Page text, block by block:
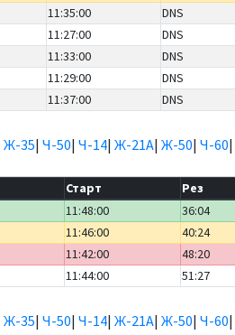
11:35:00
DNS
11:27:00
DNS
11:33:00
DNS
11:29:00
DNS
11:37:00 DNS
Ж-35| Ч-50| Ч-14| Ж-21А| Ж-50| Ч-60|
Старт Рез
11:48:00 36:04
11:46:00 40:24
11:42:00 48:20
11:44:00 51:27
Ж-35| Ч-50| Ч-14| Ж-21А| Ж-50| Ч-60|